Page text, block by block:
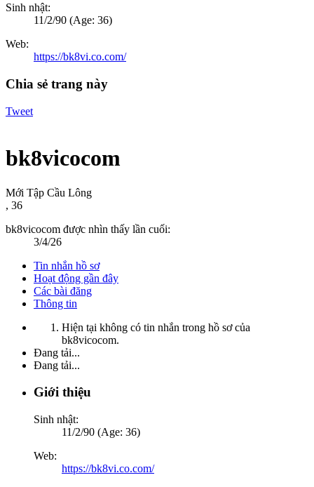
Sinh nhật:
11/2/90 (Age: 36)
Web:
https://bk8vi.co.com/
Chia sẻ trang này
Tweet
bk8vicocom
Mới Tập Cầu Lông
, 36
bk8vicocom được nhìn thấy lần cuối:
3/4/26
Tin nhắn hồ sơ
Hoạt động gần đây
Các bài đăng
Thông tin
Hiện tại không có tin nhắn trong hồ sơ của
bk8vicocom.
Đang tải...
Đang tải...
Giới thiệu
Sinh nhật:
11/2/90 (Age: 36)
Web:
https://bk8vi.co.com/